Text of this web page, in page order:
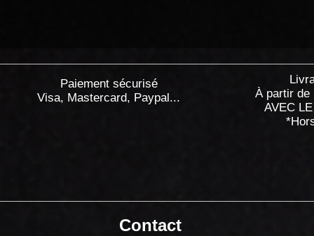
Paiement sécurisé
Visa, Mastercard, Paypal...
À partir de
AVEC
Contact